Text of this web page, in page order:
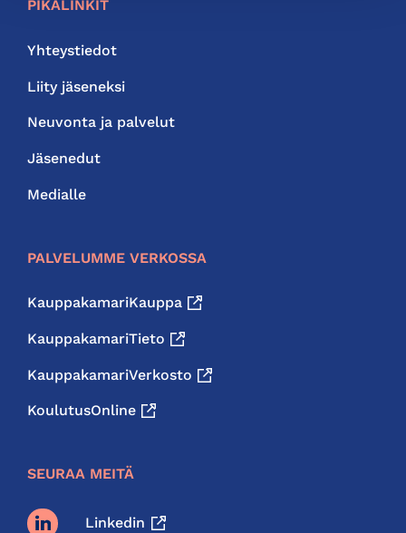
PIKALINKIT
Yhteystiedot
Liity jäseneksi
Neuvonta ja palvelut
Jäsenedut
Medialle
PALVELUMME VERKOSSA
KauppakamariKauppa
KauppakamariTieto
KauppakamariVerkosto
KoulutusOnline
SEURAA MEITÄ
Linkedin